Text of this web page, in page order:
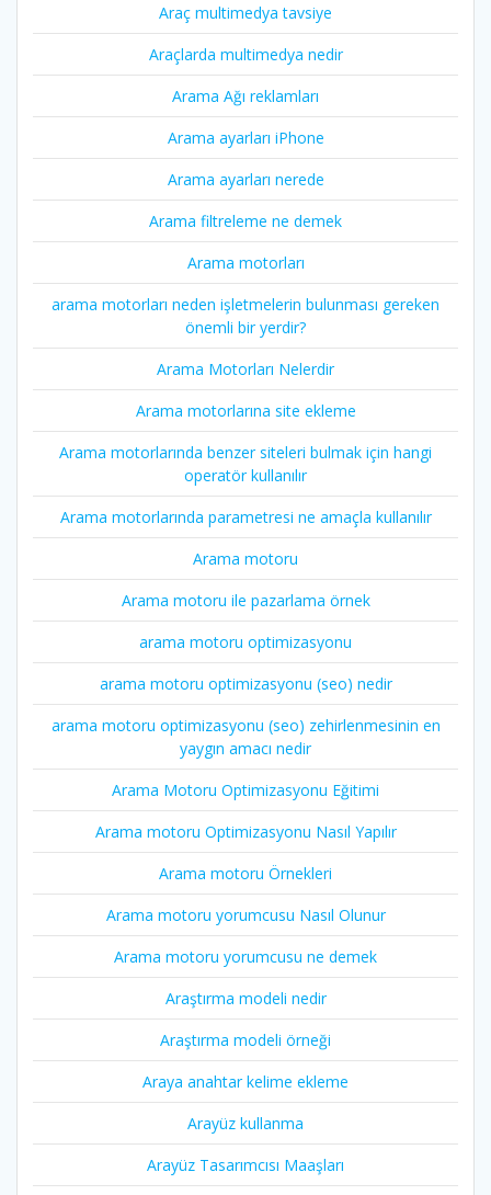
Araç multimedya tavsiye
Araçlarda multimedya nedir
Arama Ağı reklamları
Arama ayarları iPhone
Arama ayarları nerede
Arama filtreleme ne demek
Arama motorları
arama motorları neden işletmelerin bulunması gereken
önemli bir yerdir?
Arama Motorları Nelerdir
Arama motorlarına site ekleme
Arama motorlarında benzer siteleri bulmak için hangi
operatör kullanılır
Arama motorlarında parametresi ne amaçla kullanılır
Arama motoru
Arama motoru ile pazarlama örnek
arama motoru optimizasyonu
arama motoru optimizasyonu (seo) nedir
arama motoru optimizasyonu (seo) zehirlenmesinin en
yaygın amacı nedir
Arama Motoru Optimizasyonu Eğitimi
Arama motoru Optimizasyonu Nasıl Yapılır
Arama motoru Örnekleri
Arama motoru yorumcusu Nasıl Olunur
Arama motoru yorumcusu ne demek
Araştırma modeli nedir
Araştırma modeli örneği
Araya anahtar kelime ekleme
Arayüz kullanma
Arayüz Tasarımcısı Maaşları